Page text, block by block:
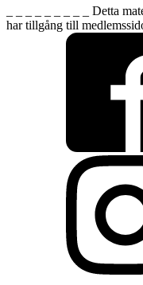
_ _ _ _ _ _ _ _ _ Detta
har tillgång till